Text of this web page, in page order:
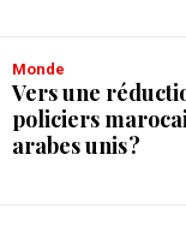
Monde
Vers une
policiers
arabes unis ?